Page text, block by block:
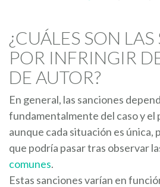
¿CUÁLES SON
POR INFRINGIR
DE AUTOR?
En general, las sanciones
fundamentalmente del caso y el
aunque cada situación es única,
que podría pasar tras observar
comunes.
Estas sanciones varían en